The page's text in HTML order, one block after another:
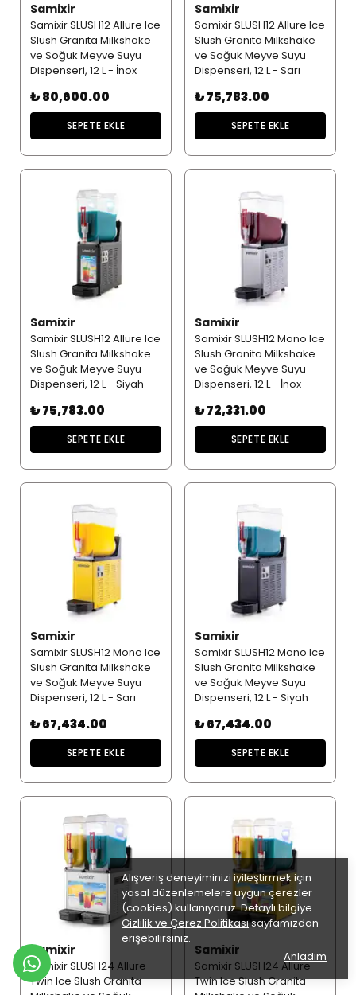
Alışveriş deneyiminizi iyileştirmek için
yasal düzenlemelere uygun çerezler
(cookies) kullanıyoruz. Detaylı bilgiye
Gizlilik ve Çerez Politikasısayfamızdan
erişebilirsiniz.
Anladım
Samixir
Samixir SLUSH12 Allure Ice
Slush Granita Milkshake
ve Soğuk Meyve Suyu
Dispenseri, 12 L - İnox
₺ 80,600.00
SEPETE EKLE
Samixir
Samixir SLUSH12 Allure Ice
Slush Granita Milkshake
ve Soğuk Meyve Suyu
Dispenseri, 12 L - Sarı
₺ 75,783.00
SEPETE EKLE
Samixir
Samixir SLUSH12 Allure Ice
Slush Granita Milkshake
ve Soğuk Meyve Suyu
Dispenseri, 12 L - Siyah
₺ 75,783.00
SEPETE EKLE
Samixir
Samixir SLUSH12 Mono Ice
Slush Granita Milkshake
ve Soğuk Meyve Suyu
Dispenseri, 12 L - İnox
₺ 72,331.00
SEPETE EKLE
Samixir
Samixir SLUSH12 Mono Ice
Slush Granita Milkshake
ve Soğuk Meyve Suyu
Dispenseri, 12 L - Sarı
₺ 67,434.00
SEPETE EKLE
Samixir
Samixir SLUSH12 Mono Ice
Slush Granita Milkshake
ve Soğuk Meyve Suyu
Dispenseri, 12 L - Siyah
₺ 67,434.00
SEPETE EKLE
Samixir
Samixir SLUSH24 Allure
Twin Ice Slush Granita
Samixir
Samixir SLUSH24 Allure
Twin Ice Slush Granita